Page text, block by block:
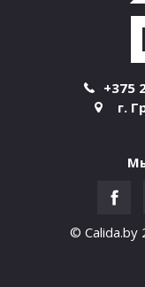
+375
г.
© Calida.by